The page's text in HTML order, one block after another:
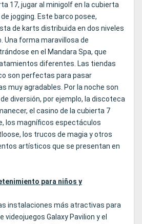
17, jugar al minigolf en la cubierta
jogging. Este barco posee,
de karts distribuida en dos niveles
Una forma maravillosa de
en el Mandara Spa, que
diferentes. Las tiendas
son perfectas para pasar
muy agradables. Por la noche son
diversión, por ejemplo, la discoteca
el casino de la cubierta 7
los magníficos espectáculos
los trucos de magia y otros
artísticos que se presentan en
para niños y
instalaciones más atractivas para
videojuegos Galaxy Pavilion y el